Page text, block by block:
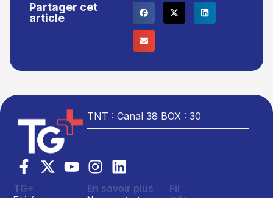
Partager cet
article
TNT : Canal 38 BOX : 30
TG+ En savoir plus
Fil